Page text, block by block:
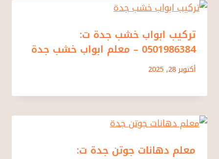
تركيب ابواب خشب جدة ت:
0501986384 – معلم ابواب خشب جدة
أكتوبر 28, 2025
معلم دهانات جوتن جدة ت: